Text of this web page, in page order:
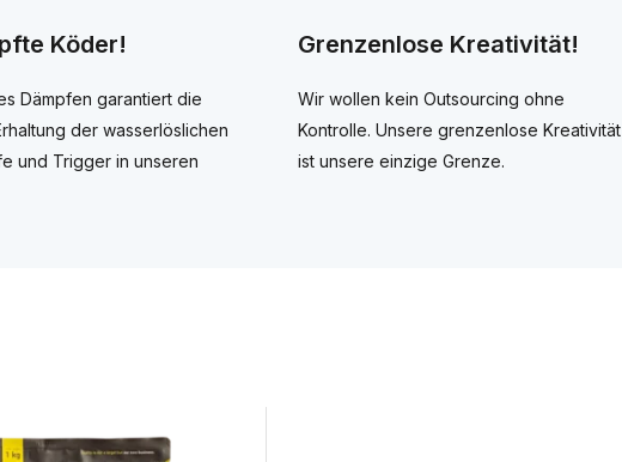
Köder!
Dämpfen garantiert die
der wasserlöslichen
und Trigger in unseren
Grenzenlose Kreativität!
Wir wollen kein Outsourcing ohne
Kontrolle. Unsere grenzenlose Kreativität
ist unsere einzige Grenze.